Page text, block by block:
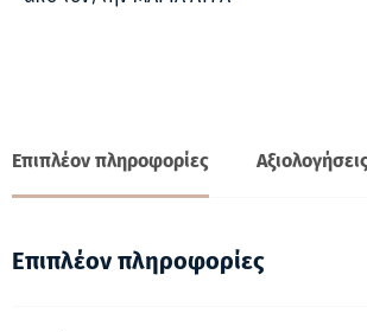
Επιπλέον πληροφορίες
Επιπλέον πληροφορίες